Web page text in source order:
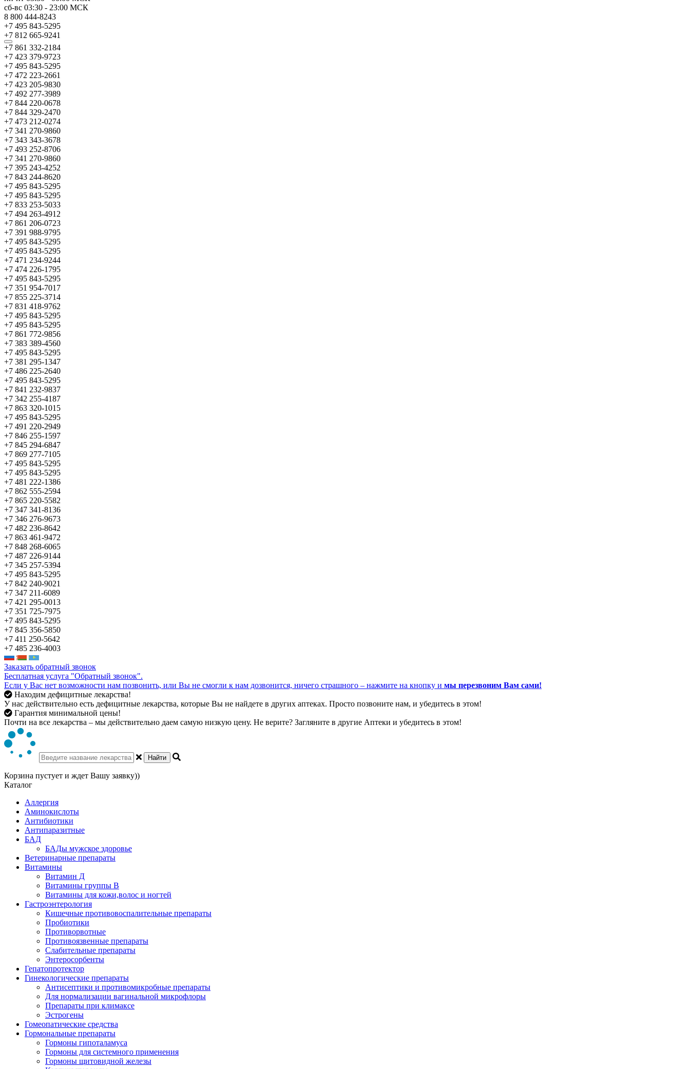
сб-вс 03:30 - 23:00 МСК
8 800 444-8243
+7 495 843-5295
+7 812 665-9241
+7 861 332-2184
+7 423 379-9723
+7 495 843-5295
+7 472 223-2661
+7 423 205-9830
+7 492 277-3989
+7 844 220-0678
+7 844 329-2470
+7 473 212-0274
+7 341 270-9860
+7 343 343-3678
+7 493 252-8706
+7 341 270-9860
+7 395 243-4252
+7 843 244-8620
+7 495 843-5295
+7 495 843-5295
+7 833 253-5033
+7 494 263-4912
+7 861 206-0723
+7 391 988-9795
+7 495 843-5295
+7 495 843-5295
+7 471 234-9244
+7 474 226-1795
+7 495 843-5295
+7 351 954-7017
+7 855 225-3714
+7 831 418-9762
+7 495 843-5295
+7 495 843-5295
+7 861 772-9856
+7 383 389-4560
+7 495 843-5295
+7 381 295-1347
+7 486 225-2640
+7 495 843-5295
+7 841 232-9837
+7 342 255-4187
+7 863 320-1015
+7 495 843-5295
+7 491 220-2949
+7 846 255-1597
+7 845 294-6847
+7 869 277-7105
+7 495 843-5295
+7 495 843-5295
+7 481 222-1386
+7 862 555-2594
+7 865 220-5582
+7 347 341-8136
+7 346 276-9673
+7 482 236-8642
+7 863 461-9472
+7 848 268-6065
+7 487 226-9144
+7 345 257-5394
+7 495 843-5295
+7 842 240-9021
+7 347 211-6089
+7 421 295-0013
+7 351 725-7975
+7 495 843-5295
+7 845 356-5850
+7 411 250-5642
+7 485 236-4003
Заказать обратный звонок
Бесплатная услуга "Обратный звонок".
Если у Вас нет возможности нам позвонить, или Вы не смогли к нам дозвонится, ничего страшного – нажмите на кнопку и мы перезвоним Вам сами!
Находим дефицитные лекарства!
У нас действительно есть дефицитные лекарства, которые Вы не найдете в других аптеках. Просто позвоните нам, и убедитесь в этом!
Гарантия минимальной цены!
Почти на все лекарства – мы действительно даем самую низкую цену. Не верите? Загляните в другие Аптеки и убедитесь в этом!
Найти
Корзина пустует и ждет Вашу заявку))
Каталог
Аллергия
Аминокислоты
Антибиотики
Антипаразитные
БАД
БАДы мужское здоровье
Ветеринарные препараты
Витамины
Витамин Д
Витамины группы В
Витамины для кожи,волос и ногтей
Гастроэнтерология
Кишечные противовоспалительные препараты
Пробиотики
Противорвотные
Противоязвенные препараты
Слабительные препараты
Энтеросорбенты
Гепатопротектор
Гинекологические препараты
Антисептики и противомикробные препараты
Для нормализации вагинальной микрофлоры
Препараты при климаксе
Эстрогены
Гомеопатические средства
Гормональные препараты
Гормоны гипоталамуса
Гормоны для системного применения
Гормоны щитовидной железы